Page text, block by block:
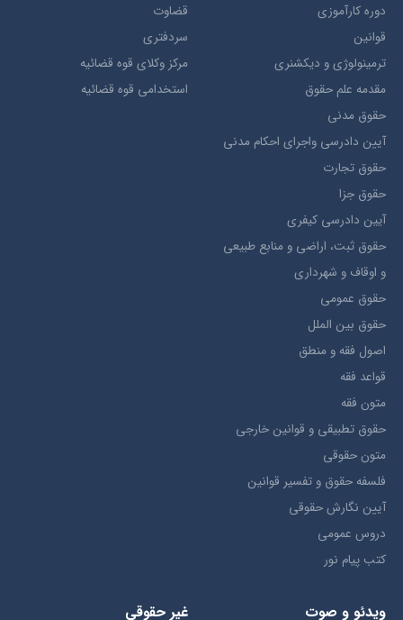
دوره کارآموزی
قوانین
ترمينولوژي و ديکشنري
مقدمه علم حقوق
حقوق مدني
آيين دادرسي ​واجراي ​احکام ​مدني
حقوق تجارت
حقوق جزا
آيین دادرسی کیفری
حقوق ثبت، اراضي و منابع طبيعي
و اوقاف و شهرداری
حقوق عمومی
حقوق بين الملل
اصول فقه و منطق
قواعد فقه
متون فقه
حقوق تطبيقي و قوانین خارجی
متون حقوقي
فلسفه حقوق و تفسیر قوانین
آیین نگارش حقوقی
دروس عمومی
کتب پیام نور
قضاوت
سردفتری
مرکز وکلای قوه قضائیه
استخدامی قوه قضائیه
ویدئو و صوت غیر حقوقی